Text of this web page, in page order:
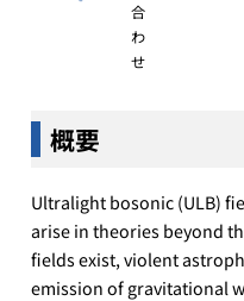
合
わ
せ
概要
Ultralight bosonic (ULB)
arise in theories beyond
fields exist, violent
emission of gravitational